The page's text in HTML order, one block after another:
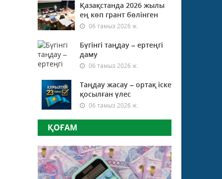
Қазақстанда 2026 жылы
ең көп грант бөлінген
06 тамыз 2026 ж.
Бүгінгі таңдау – ертеңгі
даму
06 тамыз 2026 ж.
Таңдау жасау – ортақ іске
қосылған үлес
06 тамыз 2026 ж.
ҚОҒАМ